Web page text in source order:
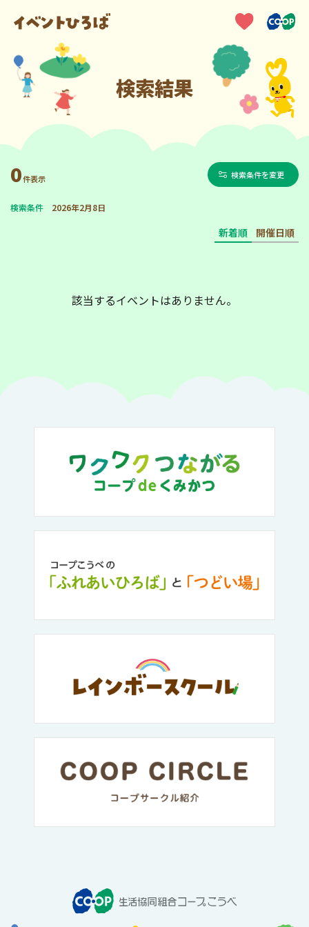
検索結果
0件表示 検索条件を変更
検索条件 2026年2月8日
新着順 開催日順
該当するイベントはありません。